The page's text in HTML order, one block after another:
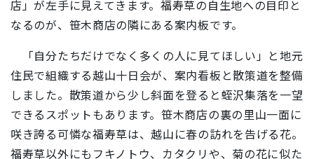
店」が左手に見えてきます。福寿草の自生地への目印と
なるのが、笹木商店の隣にある案内板です。
「自分たちだけでなく多くの人に見てほしい」と地元
住民で組織する越山十日会が、案内看板と散策道を整備
しました。散策道から少し斜面を登ると蛭沢集落を一望
できるスポットもあります。笹木商店の裏の里山一面に
咲き誇る可憐な福寿草は、越山に春の訪れを告げる花。
福寿草以外にもフキノトウ、カタクリや、菊の花に似た